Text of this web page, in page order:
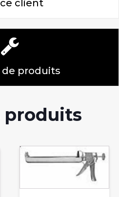
client
de produits
produits